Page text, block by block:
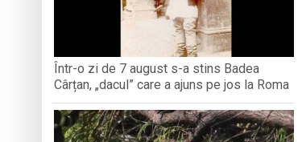
Într-o zi de 7 august s-a stins Badea
Cârțan, „dacul” care a ajuns pe jos la Roma